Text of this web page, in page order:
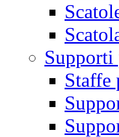
Staffe